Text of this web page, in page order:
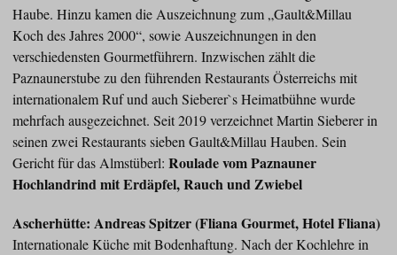
Haube. Hinzu kamen die Auszeichnung zum „Gault&Millau
Koch des Jahres 2000“, sowie Auszeichnungen in den
verschiedensten Gourmetführern. Inzwischen zählt die
Paznaunerstube zu den führenden Restaurants Österreichs mit
internationalem Ruf und auch Sieberer`s Heimatbühne wurde
mehrfach ausgezeichnet. Seit 2019 verzeichnet Martin Sieberer in
seinen zwei Restaurants sieben Gault&Millau Hauben. Sein
Gericht für das Almstüberl: Roulade vom Paznauner
Hochlandrind mit Erdäpfel, Rauch und Zwiebel
Ascherhütte: Andreas Spitzer (Fliana Gourmet, Hotel Fliana)
Internationale Küche mit Bodenhaftung. Nach der Kochlehre in